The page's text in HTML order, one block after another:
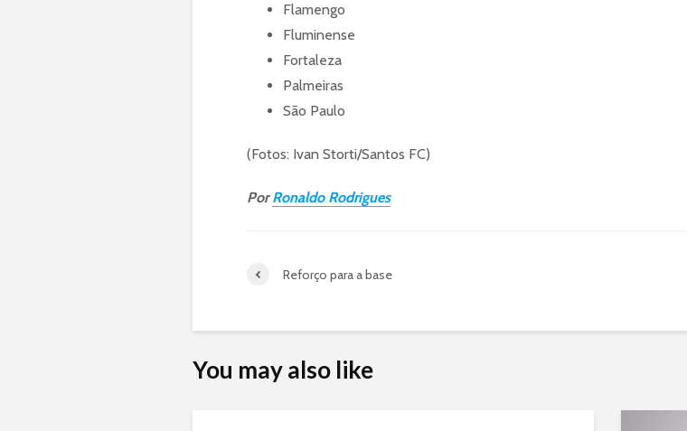
Flamengo
Fluminense
Fortaleza
Palmeiras
São Paulo
(Fotos: Ivan Storti/Santos FC)
PorRonaldo Rodrigues
Reforço para a base
You may also like